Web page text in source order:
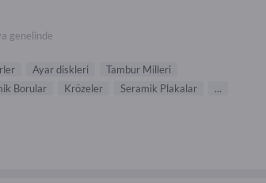
genelinde
Ayar diskleri
Tambur Milleri
Borular Krözeler Seramik Plakalar ...